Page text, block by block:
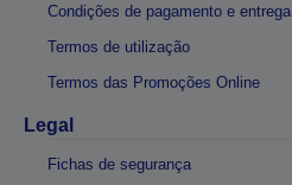
Condições de pagamento e entrega
Termos de utilização
Termos das Promoções Online
Legal
Fichas de segurança